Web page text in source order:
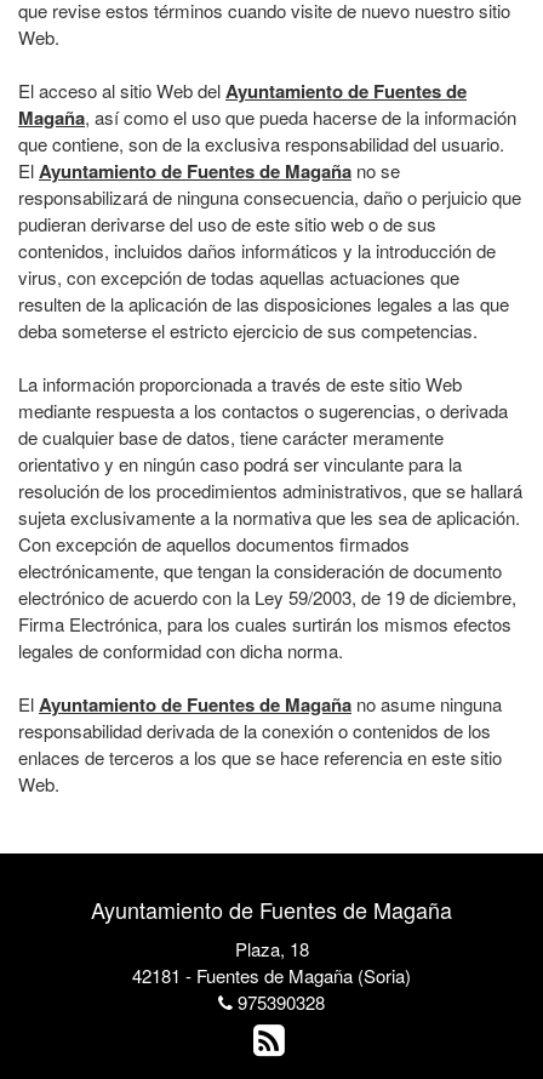
que revise estos términos cuando visite de nuevo nuestro sitio
Web.
El acceso al sitio Web delAyuntamiento de Fuentes de
Magaña, así como el uso que pueda hacerse de la información
que contiene, son de la exclusiva responsabilidad del usuario.
ElAyuntamiento de Fuentes de Magaña no se
responsabilizará de ninguna consecuencia, daño o perjuicio que
pudieran derivarse del uso de este sitio web o de sus
contenidos, incluidos daños informáticos y la introducción de
virus, con excepción de todas aquellas actuaciones que
resulten de la aplicación de las disposiciones legales a las que
deba someterse el estricto ejercicio de sus competencias.
La información proporcionada a través de este sitio Web
mediante respuesta a los contactos o sugerencias, o derivada
de cualquier base de datos, tiene carácter meramente
orientativo y en ningún caso podrá ser vinculante para la
resolución de los procedimientos administrativos, que se hallará
sujeta exclusivamente a la normativa que les sea de aplicación.
Con excepción de aquellos documentos firmados
electrónicamente, que tengan la consideración de documento
electrónico de acuerdo con la Ley 59/2003, de 19 de diciembre,
Firma Electrónica, para los cuales surtirán los mismos efectos
legales de conformidad con dicha norma.
ElAyuntamiento de Fuentes de Magaña no asume ninguna
responsabilidad derivada de la conexión o contenidos de los
enlaces de terceros a los que se hace referencia en este sitio
Web.
Ayuntamiento de Fuentes de Magaña
Plaza, 18
42181 - Fuentes de Magaña (Soria)
975390328